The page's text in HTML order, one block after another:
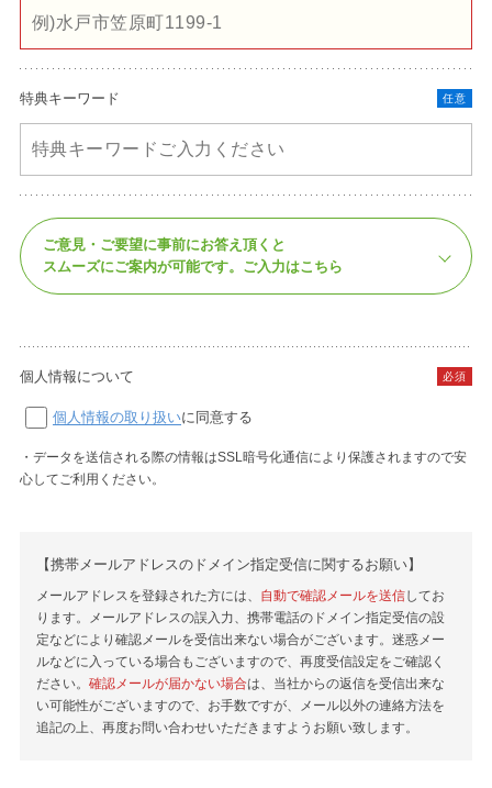
特典キーワード 任意
ご意見・ご要望に事前にお答え頂くと
スムーズにご案内が可能です。 ご入力はこちら
個人情報について 必須
個人情報の取り扱いに同意する
・データを送信される際の情報はSSL暗号化通信により保護されますので安
心してご利用ください。
【携帯メールアドレスのドメイン指定受信に関するお願い】
メールアドレスを登録された方には、 自動で確認メールを送信してお
ります。メールアドレスの誤入力、携帯電話のドメイン指定受信の設
定などにより確認メールを受信出来ない場合がございます。迷惑メー
ルなどに入っている場合もございますので、再度受信設定をご確認く
ださい。 確認メールが届かない場合は、当社からの返信を受信出来な
い可能性がございますので、お手数ですが、メール以外の連絡方法を
追記の上、再度お問い合わせいただきますようお願い致します。